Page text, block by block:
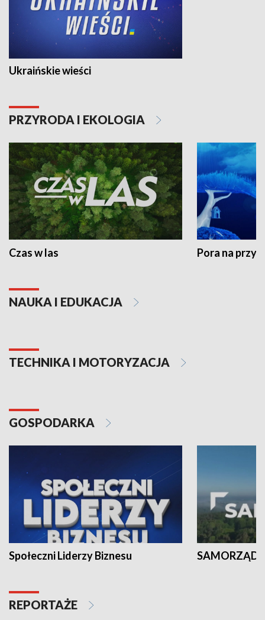
Ukraińskie wieści
PRZYRODA I EKOLOGIA
Czas w las Pora na
NAUKA I EDUKACJA
TECHNIKA I MOTORYZACJA
GOSPODARKA
Społeczni Liderzy Biznesu SAMORZĄD
REPORTAŻE